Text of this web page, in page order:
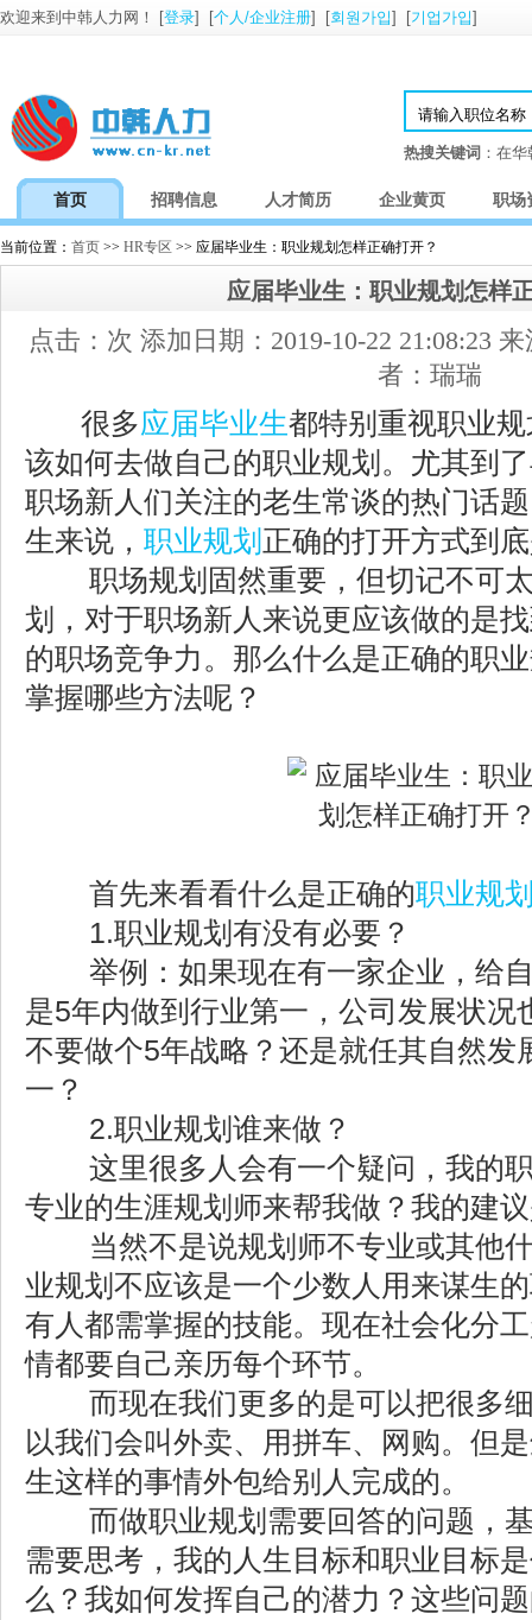
欢迎来到中韩人力网！ [登录] [个人/企业注册] [회원가입] [기업가입]
热搜关键词 ：在
首页 招聘信息 人才简历 企业黄页 职场
当前位置： 首页 >> HR专区 >> 应届毕业生：职业规划怎样正确打开？
应届毕业生：职业规划怎样
点击： 次 添加日期：2019-10-22 21:08:23
者：瑞瑞
很多应届毕业生都特别重视职业
该如何去做自己的职业规划。尤其到
职场新人们关注的老生常谈的热门话
生来说， 职业规划 正确的打开方式到
职场规划固然重要，但切记不可
划，对于职场新人来说更应该做的是
的职场竞争力。那么什么是正确的职
掌握哪些方法呢？
首先来看看什么是正确的职业规
1.职业规划有没有必要？
举例：如果现在有一家企业，给
是5年内做到行业第一，公司发展状况
不要做个5年战略？还是就任其自然发
一？
2.职业规划谁来做？
这里很多人会有一个疑问，我的
专业的生涯规划师来帮我做？我的建
当然不是说规划师不专业或其他
业规划不应该是一个少数人用来谋生
有人都需掌握的技能。现在社会化分
情都要自己亲历每个环节。
而现在我们更多的是可以把很多
以我们会叫外卖、用拼车、网购。但
生这样的事情外包给别人完成的。
而做职业规划需要回答的问题，
需要思考，我的人生目标和职业目标
么？我如何发挥自己的潜力？这些问